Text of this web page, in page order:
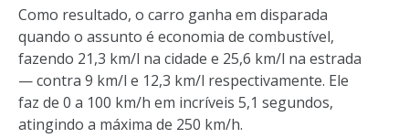
Como resultado, o carro ganha em disparada
quando o assunto é economia de combustível,
fazendo 21,3 km/l na cidade e 25,6 km/l na estrada
— contra 9 km/l e 12,3 km/l respectivamente. Ele
faz de 0 a 100 km/h em incríveis 5,1 segundos,
atingindo a máxima de 250 km/h.